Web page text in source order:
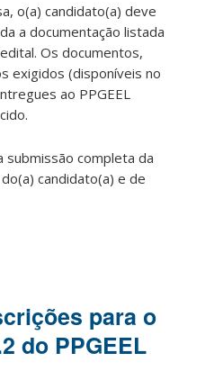
o(a) candidato(a) deve
a documentação listada
Os documentos,
exigidos (disponíveis no
ao PPGEEL
completa da
candidato(a) e de
para o
do PPGEEL